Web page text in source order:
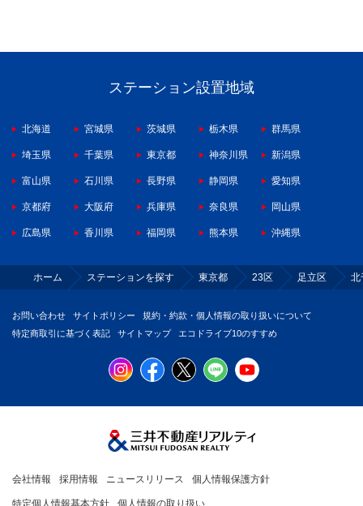
ステーション設置地域
北海道 宮城県 茨城県 栃木県 群馬県
埼玉県 千葉県 東京都 神奈川県 新潟県
富山県 石川県 長野県 静岡県 愛知県
京都府 大阪府 兵庫県 奈良県 岡山県
広島県 香川県 福岡県 熊本県 沖縄県
ホーム ステーションを探す 東京都 23区 足立区 北
お問い合わせ サイトポリシー
規約・約款・個人情報の取り扱いについて
特定商取引に基づく表記
サイトマップ エコドライブ10のすすめ
会社情報 採用情報 ニュースリリース 個人情報保護方針
特定個人情報基本方針 個人情報の取り扱い